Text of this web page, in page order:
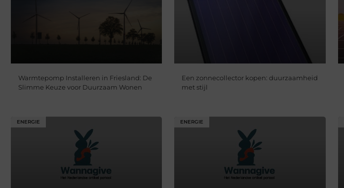
Warmtepomp Installeren in Friesland: De
Slimme Keuze voor Duurzaam Wonen
Een zonnecollector kopen: duurzaamheid
met stijl
ENERGIE ENERGIE